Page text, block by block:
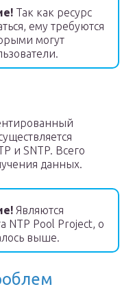
Так как ресурс
ему требуются
могут
и SNTP. Всего
данных.
Являются
NTP Pool Project, о
выше.